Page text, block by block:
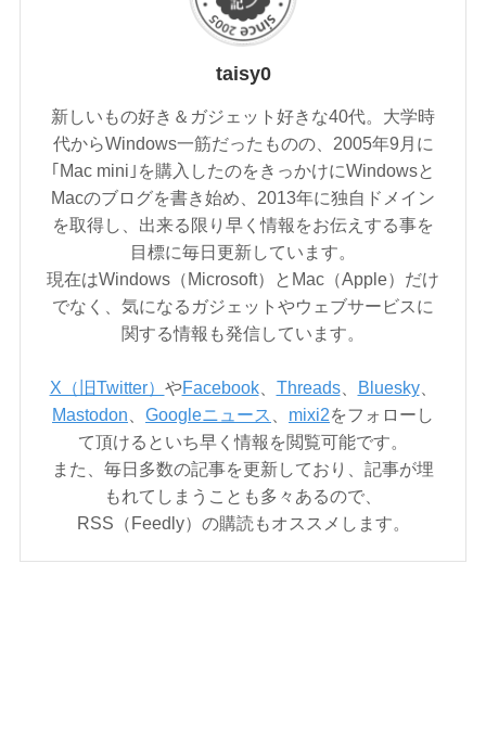
taisy0
新しいもの好き＆ガジェット好きな40代。大学時
代からWindows一筋だったものの、2005年9月に
｢Mac mini｣を購入したのをきっかけにWindowsと
Macのブログを書き始め、2013年に独自ドメイン
を取得し、出来る限り早く情報をお伝えする事を
目標に毎日更新しています。
現在はWindows（Microsoft）とMac（Apple）だけ
でなく、気になるガジェットやウェブサービスに
関する情報も発信しています。
X（旧Twitter） やFacebook、 Threads、 Bluesky、
Mastodon
Googleニュース mixi2をフォローし
て頂けるといち早く情報を閲覧可能です。
また、毎日多数の記事を更新しており、記事が埋
もれてしまうことも多々あるので、
RSS（Feedly）の購読もオススメします。